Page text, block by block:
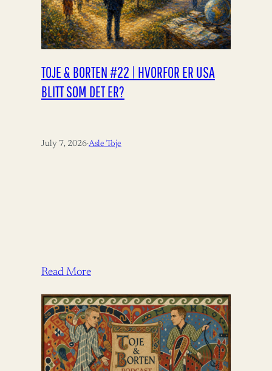
TOJE & BORTEN #22 | HVORFOR ER USA
BLITT SOM DET ER?
July 7, 2026·Asle Toje
Read More